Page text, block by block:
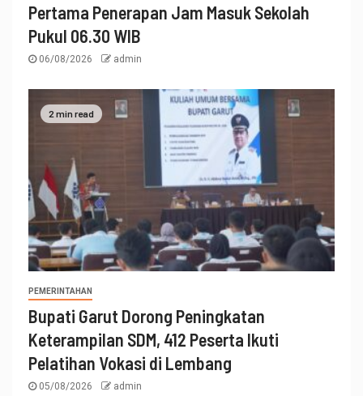
Pertama Penerapan Jam Masuk Sekolah
Pukul 06.30 WIB
06/08/2026 admin
2 min read
PEMERINTAHAN
Bupati Garut Dorong Peningkatan
Keterampilan SDM, 412 Peserta Ikuti
Pelatihan Vokasi di Lembang
05/08/2026 admin